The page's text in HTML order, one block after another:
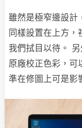
雖然是極窄邊設
同樣設置在上方
我們拭目以待。
原廠校正色彩，可
準在修圖上可是影